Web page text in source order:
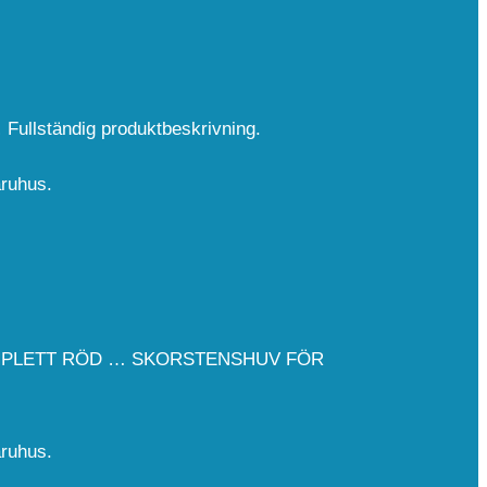
produktbeskrivning.
RÖD … SKORSTENSHUV FÖR